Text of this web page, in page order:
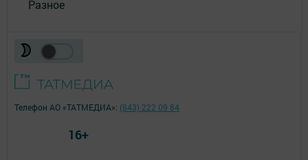
Разное
Телефон АО «ТАТМЕДИА»: (843) 222 09 84
16+